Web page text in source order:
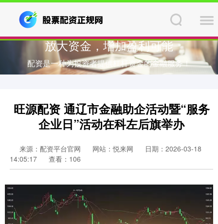
放大资金，增加盈利可能
配资是一种为投资者提供杠杆资金的金融服务！
旺源配资 通辽市金融助企活动暨“服务
企业日”活动在科左后旗举办
来源：配资平台官网 网站：悦来网
日期：2026-03-18
14:05:17
查看：106